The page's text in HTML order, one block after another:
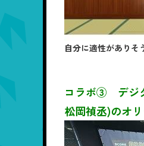
自分に適性がありそ
コラボ③ デジ
松岡禎丞)のオ